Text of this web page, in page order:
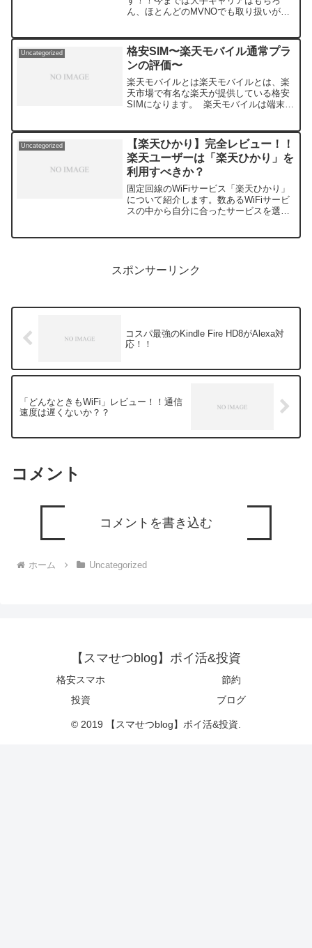
ん、ほとんどのMVNOでも取り扱いがな
た。しかし、ここにきてauやY!mobile、
そ...
Uncategorized
格安SIM〜楽天モバイル通常プラ
ンの評価〜
楽天モバイルとは楽天モバイルとは、楽
天市場で有名な楽天が提供している格安
SIMになります。 楽天モバイルは端末割
料金がやや複雑であり、別の記事にて解
説します。この記事...
Uncategorized
【楽天ひかり】完全レビュー！！
楽天ユーザーは「楽天ひかり」を
利用すべきか？
固定回線のWiFiサービス「楽天ひかり」
について紹介します。数あるWiFiサービ
スの中から自分に合ったサービスを選ぶ
スポンサーリンク
コスパ最強のKindle Fire HD8がAlexa対
応！！
「どんなときもWiFi」レビュー！！通信
速度は遅くないか？？
コメント
コメントを書き込む
ホーム Uncategorized
【スマせつblog】ポイ活&投資
格安スマホ
節約
投資
ブログ
© 2019 【スマせつblog】ポイ活&投資.